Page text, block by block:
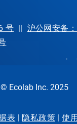
号 || 沪公网安备：
© Ecolab Inc. 2025
表 | 隐私政策 |使